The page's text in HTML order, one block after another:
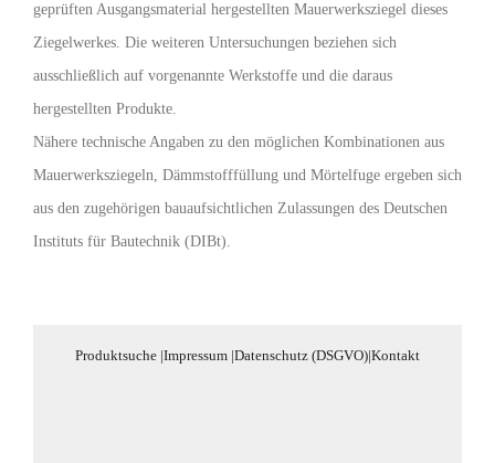
geprüften Ausgangsmaterial hergestellten Mauerwerksziegel dieses
Ziegelwerkes. Die weiteren Untersuchungen beziehen sich
ausschließlich auf vorgenannte Werkstoffe und die daraus
hergestellten Produkte.
Nähere technische Angaben zu den möglichen Kombinationen aus
Mauerwerksziegeln, Dämmstofffüllung und Mörtelfuge ergeben sich
aus den zugehörigen bauaufsichtlichen Zulassungen des Deutschen
Instituts für Bautechnik (DIBt).
Produktsuche |Impressum |Datenschutz (DSGVO)|Kontakt